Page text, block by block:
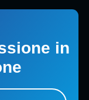
in